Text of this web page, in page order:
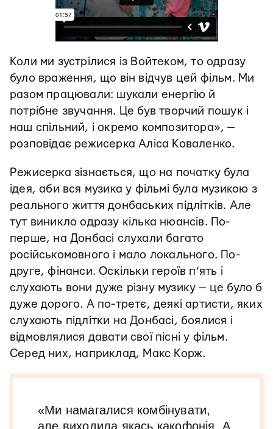
Коли ми зустрілися із Войтеком, то одразу
було враження, що він відчув цей фільм. Ми
разом працювали: шукали енергію й
потрібне звучання. Це був творчий пошук і
наш спільний, і окремо композитора», —
розповідає режисерка Аліса Коваленко.
Режисерка зізнається, що на початку була
ідея, аби вся музика у фільмі була музикою з
реального життя донбаських підлітків. Але
тут виникло одразу кілька нюансів. По-
перше, на Донбасі слухали багато
російськомовного і мало локального. По-
друге, фінанси. Оскільки героїв п’ять і
слухають вони дуже різну музику — це було б
дуже дорого. А по-третє, деякі артисти, яких
слухають підлітки на Донбасі, боялися і
відмовлялися давати свої пісні у фільм.
Серед них, наприклад, Макс Корж.
«Ми намагалися комбінувати,
але виходила якась какофонія. А